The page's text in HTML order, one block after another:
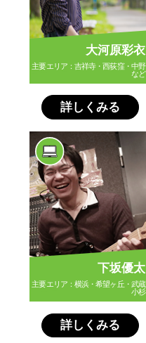
大河原彩衣
主要エリア：吉祥寺・西荻窪・中野
など
詳しくみる
下坂優太
主要エリア：横浜・希望ヶ丘・武蔵
小杉
詳しくみる